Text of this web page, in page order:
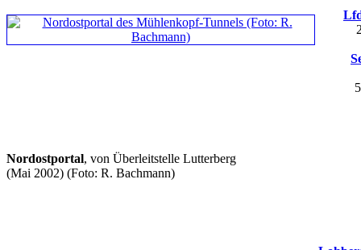
Nordostportal, von Überleitstelle Lutterberg
(Mai 2002) (Foto: R. Bachmann)